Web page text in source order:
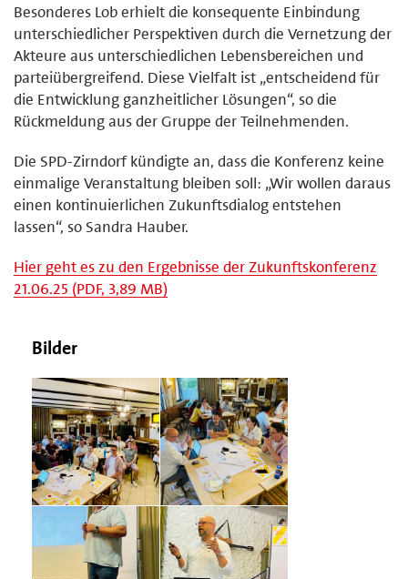
Besonderes Lob erhielt die konsequente Einbindung
unterschiedlicher Perspektiven durch die Vernetzung der
Akteure aus unterschiedlichen Lebensbereichen und
parteiübergreifend. Diese Vielfalt ist „entscheidend für
die Entwicklung ganzheitlicher Lösungen“, so die
Rückmeldung aus der Gruppe der Teilnehmenden.
Die SPD-Zirndorf kündigte an, dass die Konferenz keine
einmalige Veranstaltung bleiben soll: „Wir wollen daraus
einen kontinuierlichen Zukunftsdialog entstehen
lassen“, so Sandra Hauber.
Hier geht es zu den Ergebnisse der Zukunftskonferenz
21.06.25 (PDF, 3,89 MB)
Bilder